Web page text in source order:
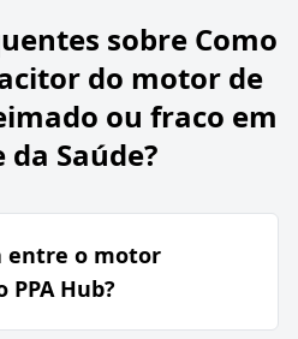
sobre Como
do motor de
ou fraco em
da Saúde?
entre o motor
Hub?